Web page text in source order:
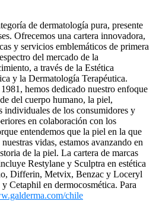
de dermatología pura, presente
Ofrecemos una cartera innovadora,
y servicios emblemáticos de primera
del mercado de la
a través de la Estética
y la Dermatología Terapéutica.
hemos dedicado nuestro enfoque
del cuerpo humano, la piel,
individuales de los consumidores y
en colaboración con los
entendemos que la piel en la que
vidas, estamos avanzando en
de la piel. La cartera de marcas
Restylane y Sculptra en estética
Differin, Metvix, Benzac y Loceryl
Cetaphil en dermocosmética. Para
chile